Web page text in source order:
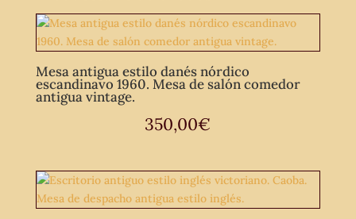
Mesa antigua estilo danés nórdico
escandinavo 1960. Mesa de salón comedor
antigua vintage.
350,00€